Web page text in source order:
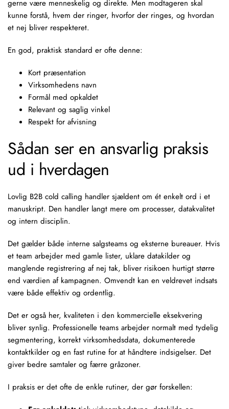
gerne være menneskelig og direkte. Men modtageren skal
kunne forstå, hvem der ringer, hvorfor der ringes, og hvordan
et nej bliver respekteret.
En god, praktisk standard er ofte denne:
Kort præsentation
Virksomhedens navn
Formål med opkaldet
Relevant og saglig vinkel
Respekt for afvisning
Sådan ser en ansvarlig praksis
ud i hverdagen
Lovlig B2B cold calling handler sjældent om ét enkelt ord i et
manuskript. Den handler langt mere om processer, datakvalitet
og intern disciplin.
Det gælder både interne salgsteams og eksterne bureauer. Hvis
et team arbejder med gamle lister, uklare datakilder og
manglende registrering af nej tak, bliver risikoen hurtigt større
end værdien af kampagnen. Omvendt kan en veldrevet indsats
være både effektiv og ordentlig.
Det er også her, kvaliteten i den kommercielle eksekvering
bliver synlig. Professionelle teams arbejder normalt med tydelig
segmentering, korrekt virksomhedsdata, dokumenterede
kontaktkilder og en fast rutine for at håndtere indsigelser. Det
giver bedre samtaler og færre gråzoner.
I praksis er det ofte de enkle rutiner, der gør forskellen: